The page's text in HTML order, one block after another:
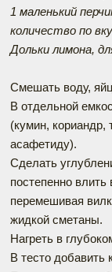
1 маленький
количество по
Дольки лимона,
Смешать воду,
В отдельной
(кумин, кориандр,
асафетиду).
Сделать
постепенно
перемешивая
жидкой сметаны.
Нагреть в
В тесто добавить